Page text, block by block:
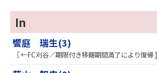
In
饗庭 瑞生(3)
［ ←FC刈谷／期限付き移籍期間満了により復帰 ]